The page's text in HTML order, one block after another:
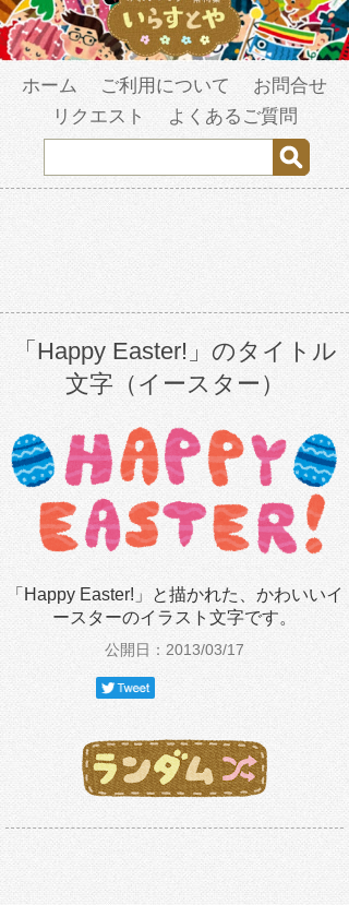
ホーム ご利用について
お問合せ
リクエスト
よくあるご質問
「Happy Easter!」のタイトル
文字（イースター）
「Happy Easter!」と描かれた、かわいいイ
ースターのイラスト文字です。
公開日：2013/03/17